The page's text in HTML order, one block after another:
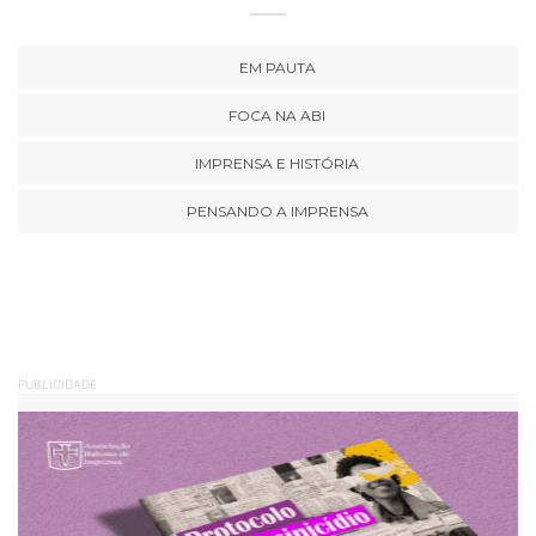
EM PAUTA
FOCA NA ABI
IMPRENSA E HISTÓRIA
PENSANDO A IMPRENSA
PUBLICIDADE